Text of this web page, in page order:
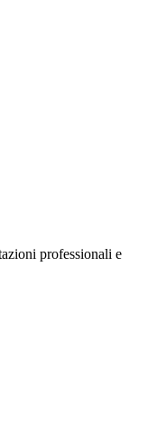
professionali e